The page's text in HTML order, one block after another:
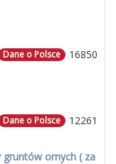
16850
Dane o Polsce
12261
Dane o Polsce
gruntów ornych ( za